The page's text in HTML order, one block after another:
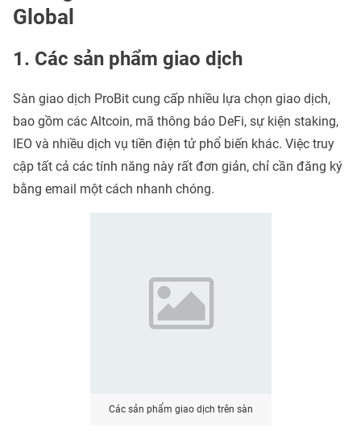
Global
1. Các sản phẩm giao dịch
Sàn giao dịch ProBit cung cấp nhiều lựa chọn giao dịch,
bao gồm các Altcoin, mã thông báo DeFi, sự kiện staking,
IEO và nhiều dịch vụ tiền điện tử phổ biến khác. Việc truy
cập tất cả các tính năng này rất đơn giản, chỉ cần đăng ký
bằng email một cách nhanh chóng.
Các sản phẩm giao dịch trên sàn